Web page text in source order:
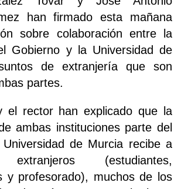
han firmado esta mañana
sobre colaboración entre la
Gobierno y la Universidad de
de extranjería que son
partes.
el rector han explicado que la
ambas instituciones parte del
de Murcia recibe a
extranjeros (estudiantes,
y profesorado), muchos de los